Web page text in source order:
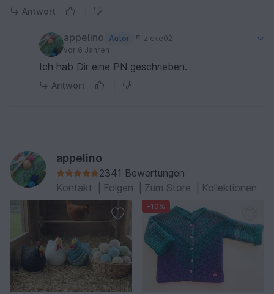
Antwort
appelino Autor
zicke02
vor 6 Jahren
Ich hab Dir eine PN geschrieben.
Antwort
appelino
2341 Bewertungen
Kontakt
Folgen Zum Store Kollektionen
-10%